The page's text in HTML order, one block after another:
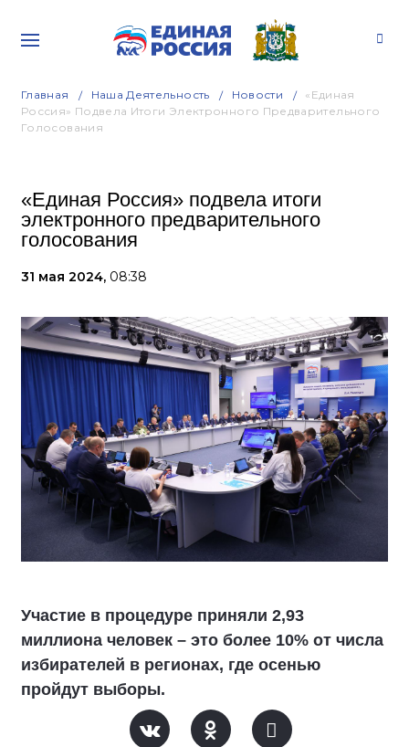
Главная Наша Деятельность Новости
«Единая
Россия» Подвела Итоги Электронного Предварительного
Голосования
«Единая Россия» подвела итоги
электронного предварительного
голосования
31 мая 2024, 08:38
Участие в процедуре приняли 2,93
миллиона человек – это более 10% от числа
избирателей в регионах, где осенью
пройдут выборы.